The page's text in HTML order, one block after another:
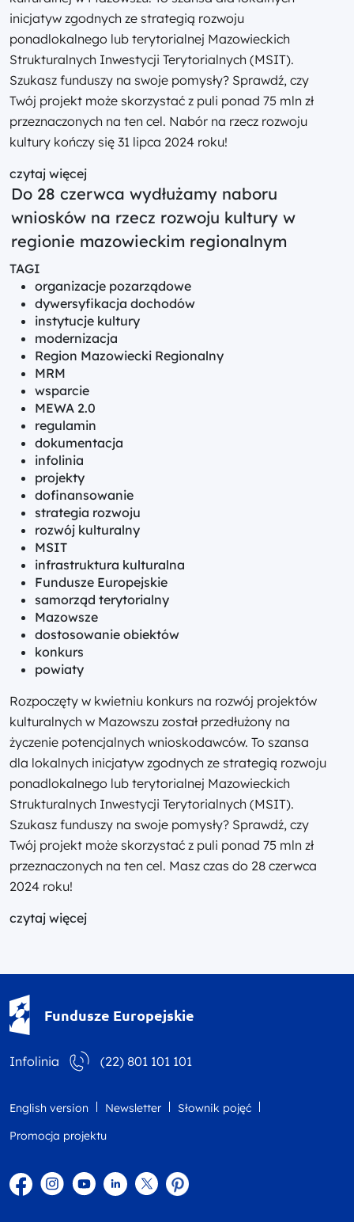
inicjatyw zgodnych ze strategią rozwoju
ponadlokalnego lub terytorialnej Mazowieckich
Strukturalnych Inwestycji Terytorialnych (MSIT).
Szukasz funduszy na swoje pomysły? Sprawdź, czy
Twój projekt może skorzystać z puli ponad 75 mln zł
przeznaczonych na ten cel. Nabór na rzecz rozwoju
kultury kończy się 31 lipca 2024 roku!
czytaj więcej
Do 28 czerwca wydłużamy naboru
wniosków na rzecz rozwoju kultury w
regionie mazowieckim regionalnym
TAGI
organizacje pozarządowe
dywersyfikacja dochodów
instytucje kultury
modernizacja
Region Mazowiecki Regionalny
MRM
wsparcie
MEWA 2.0
regulamin
dokumentacja
infolinia
projekty
dofinansowanie
strategia rozwoju
rozwój kulturalny
MSIT
infrastruktura kulturalna
Fundusze Europejskie
samorząd terytorialny
Mazowsze
dostosowanie obiektów
konkurs
powiaty
Rozpoczęty w kwietniu konkurs na rozwój projektów
kulturalnych w Mazowszu został przedłużony na
życzenie potencjalnych wnioskodawców. To szansa
dla lokalnych inicjatyw zgodnych ze strategią rozwoju
ponadlokalnego lub terytorialnej Mazowieckich
Strukturalnych Inwestycji Terytorialnych (MSIT).
Szukasz funduszy na swoje pomysły? Sprawdź, czy
Twój projekt może skorzystać z puli ponad 75 mln zł
przeznaczonych na ten cel. Masz czas do 28 czerwca
2024 roku!
czytaj więcej
Fundusze Europejskie
Infolinia (22) 801 101 101
English version Newsletter
Słownik pojęć
Promocja projektu
FacebookInstagram
YouTubeLinkedintwitterPinterest